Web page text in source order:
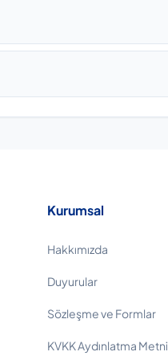
Kurumsal
Hakkımızda
Duyurular
Sözleşme ve Formlar
KVKK Aydınlatma Metni